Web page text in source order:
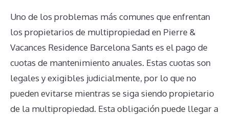
Uno de los problemas más comunes que enfrentan
los propietarios de multipropiedad en Pierre &
Vacances Residence Barcelona Sants es el pago de
cuotas de mantenimiento anuales. Estas cuotas son
legales y exigibles judicialmente, por lo que no
pueden evitarse mientras se siga siendo propietario
de la multipropiedad. Esta obligación puede llegar a